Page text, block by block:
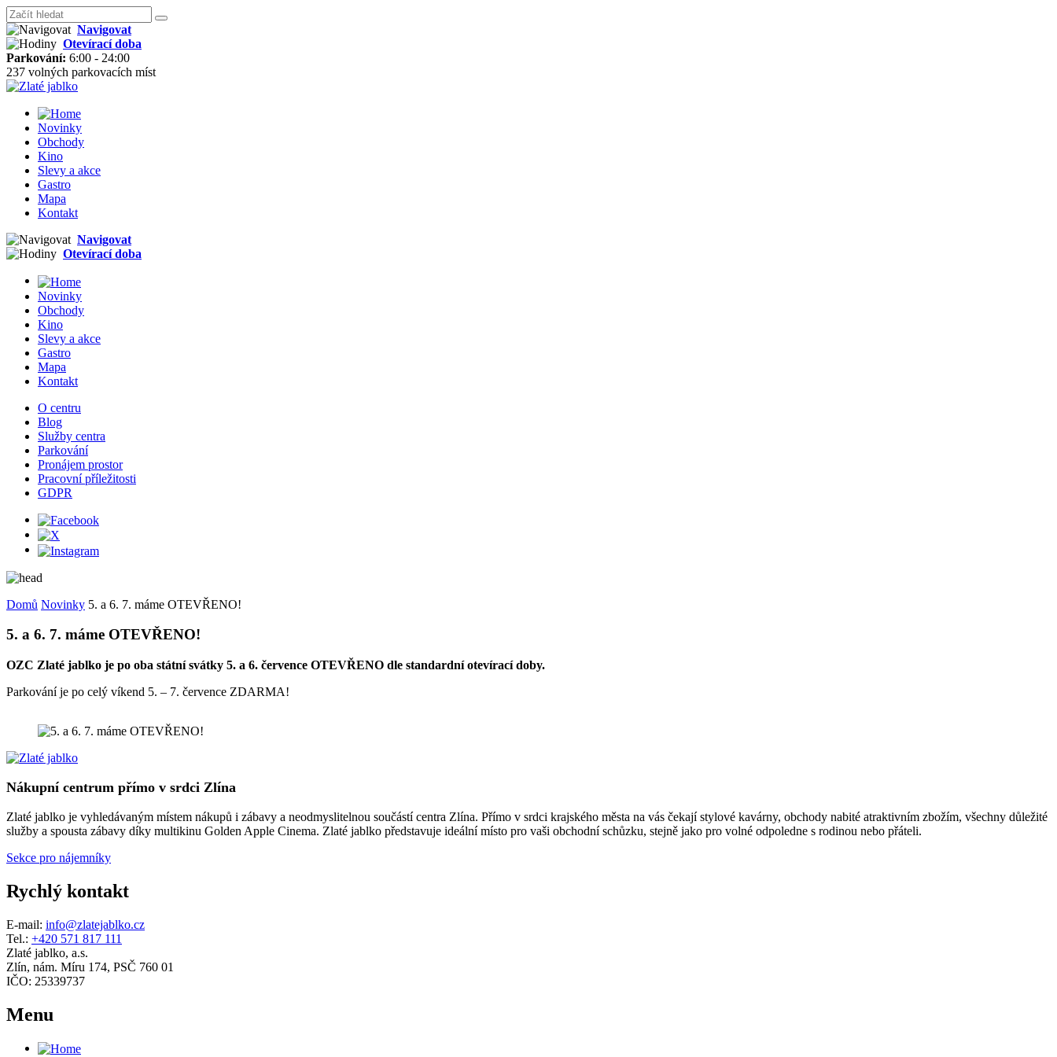
Navigovat
Otevírací doba
Parkování: 6:00 - 24:00
237 volných parkovacích míst
Novinky
Obchody
Kino
Slevy a akce
Gastro
Mapa
Kontakt
Navigovat
Otevírací doba
Novinky
Obchody
Kino
Slevy a akce
Gastro
Mapa
Kontakt
O centru
Blog
Služby centra
Parkování
Pronájem prostor
Pracovní příležitosti
GDPR
Domů Novinky 5. a 6. 7. máme OTEVŘENO!
5. a 6. 7. máme OTEVŘENO!
OZC Zlaté jablko je po oba státní svátky 5. a 6. července OTEVŘENO dle standardní otevírací doby.
Parkování je po celý víkend 5. – 7. července ZDARMA!
Nákupní centrum přímo v srdci Zlína
Zlaté jablko je vyhledávaným místem nákupů i zábavy a neodmyslitelnou součástí centra Zlína. Přímo v srdci krajského města na vás čekají stylové kavárny, obchody nabité atraktivním zbožím, všechny důležité
služby a spousta zábavy díky multikinu Golden Apple Cinema. Zlaté jablko představuje ideální místo pro vaši obchodní schůzku, stejně jako pro volné odpoledne s rodinou nebo přáteli.
Sekce pro nájemníky
Rychlý kontakt
E-mail: info@zlatejablko.cz
Tel.: +420 571 817 111
Zlaté jablko, a.s.
Zlín, nám. Míru 174, PSČ 760 01
IČO: 25339737
Menu